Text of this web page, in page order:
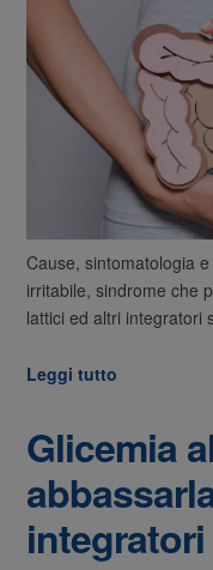
Cause, sintomatologia
irritabile, sindrome che
lattici ed altri integratori
Leggi tutto
Glicemia
integratori